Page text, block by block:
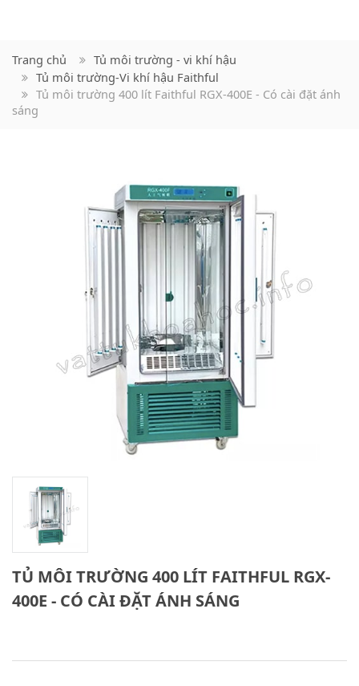
Trang chủ
Tủ môi trường - vi khí hậu
Tủ môi trường-Vi khí hậu Faithful
Tủ môi trường 400 lít Faithful RGX-400E - Có cài đặt ánh
sáng
TỦ MÔI TRƯỜNG 400 LÍT FAITHFUL RGX-
400E - CÓ CÀI ĐẶT ÁNH SÁNG